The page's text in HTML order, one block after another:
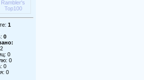
1
0
0
0
0
0